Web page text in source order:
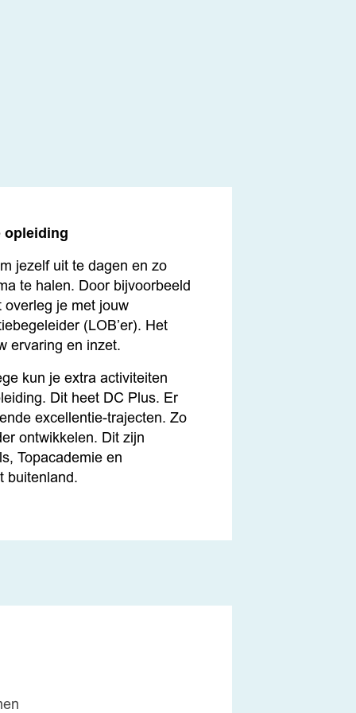
opleiding
jezelf uit te dagen en zo
te halen. Door bijvoorbeeld
overleg je met jouw
(LOB’er). Het
ervaring en inzet.
kun je extra activiteiten
Dit heet DC Plus. Er
excellentie-trajecten. Zo
ontwikkelen. Dit zijn
Topacademie en
buitenland.